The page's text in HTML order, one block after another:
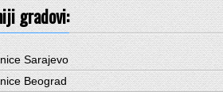
gradovi:
Sarajevo
Beograd